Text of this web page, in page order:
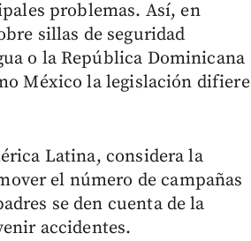
problemas. Así, en
sillas de seguridad
o la República Dominicana
México la legislación difiere
Latina, considera la
el número de campañas
se den cuenta de la
accidentes.